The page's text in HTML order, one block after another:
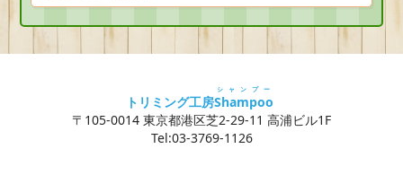
トリミング工房Shampoo
シャンプー
〒105-0014 東京都港区芝2-29-11 高浦ビル1F
Tel:03-3769-1126